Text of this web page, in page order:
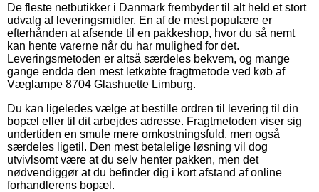
De fleste netbutikker i Danmark frembyder til alt held et stort
udvalg af leveringsmidler. En af de mest populære er
efterhånden at afsende til en pakkeshop, hvor du så nemt
kan hente varerne når du har mulighed for det.
Leveringsmetoden er altså særdeles bekvem, og mange
gange endda den mest letkøbte fragtmetode ved køb af
Væglampe 8704 Glashuette Limburg.
Du kan ligeledes vælge at bestille ordren til levering til din
bopæl eller til dit arbejdes adresse. Fragtmetoden viser sig
undertiden en smule mere omkostningsfuld, men også
særdeles ligetil. Den mest betalelige løsning vil dog
utvivlsomt være at du selv henter pakken, men det
nødvendiggør at du befinder dig i kort afstand af online
forhandlerens bopæl.